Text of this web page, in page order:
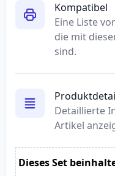
Kompatibel
Eine Liste
die mit
sind.
Detaillierte
Artikel
Dieses Set